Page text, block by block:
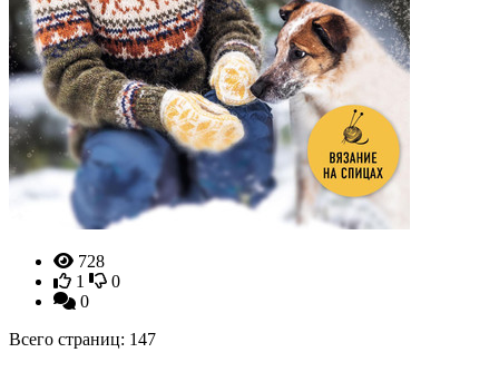
728
1
0
0
Всего страниц: 147